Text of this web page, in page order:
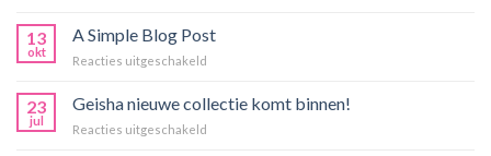
another
post
Gallery
13
okt
A Simple Blog Post
Reacties uitgeschakeld
Simple
Blog
23
jul
Geisha nieuwe collectie komt binnen!
Reacties uitgeschakeld